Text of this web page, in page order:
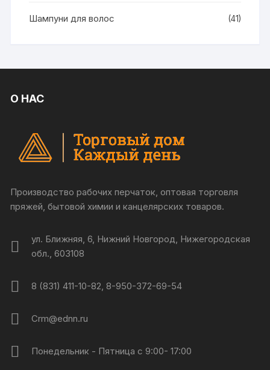
Шампуни для волос (41)
О НАС
Производство рабочих перчаток, оптовая торговля
пряжей, бытовой химии и канцелярских товаров.
ул. Ближняя, 6, Нижний Новгород, Нижегородская
обл., 603108
8 (831) 411-10-82, 8-950-372-69-54
Crm@ednn.ru
Понедельник - Пятница с 9:00- 17:00